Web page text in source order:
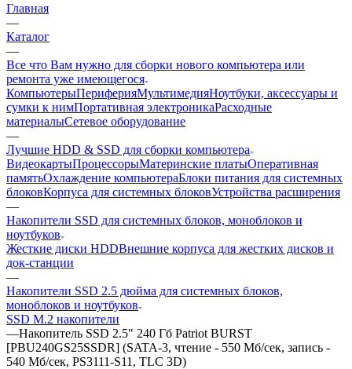
Главная
—
Каталог
—
Все что Вам нужно для сборки нового компьютера или
ремонта уже имеющегося
КомпьютерыПериферияМультимедияНоутбуки, аксессуары и
сумки к нимПортативная электроникаРасходные
материалыСетевое оборудование
—
Лучшие HDD & SSD для сборки компьютера
ВидеокартыПроцессорыМатеринские платыОперативная
памятьОхлаждение компьютераБлоки питания для системных
блоковКорпуса для системных блоковУстройства расширения
—
Накопители SSD для системных блоков, моноблоков и
ноутбуков
Жесткие диски HDDВнешние корпуса для жестких дисков и
док-станции
—
Накопители SSD 2.5 дюйма для системных блоков,
моноблоков и ноутбуков
SSD M.2 накопители
—Накопитель SSD 2.5" 240 Гб Patriot BURST
[PBU240GS25SSDR] (SATA-3, чтение - 550 Мб/сек, запись -
540 Мб/сек, PS3111-S11, TLC 3D)